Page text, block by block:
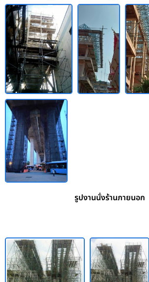
รูปงานนั่งร้านภายนอก